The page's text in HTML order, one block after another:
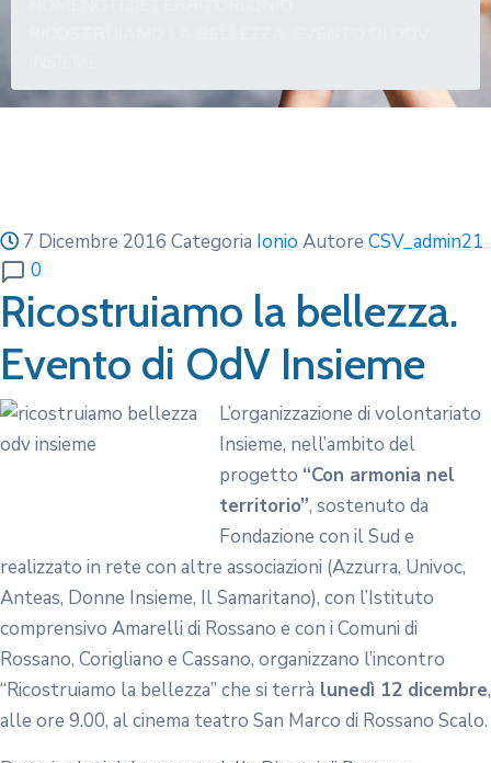
7 Dicembre 2016 Categoria Ionio Autore CSV_admin21
0
Ricostruiamo la bellezza.
Evento di OdV Insieme
L’organizzazione di volontariato
Insieme, nell’ambito del
progetto “Con armonia nel
territorio”, sostenuto da
Fondazione con il Sud e
realizzato in rete con altre associazioni (Azzurra, Univoc,
Anteas, Donne Insieme, Il Samaritano), con l’Istituto
comprensivo Amarelli di Rossano e con i Comuni di
Rossano, Corigliano e Cassano, organizzano l’incontro
“Ricostruiamo la bellezza” che si terrà lunedì 12 dicembre,
alle ore 9.00, al cinema teatro San Marco di Rossano Scalo.